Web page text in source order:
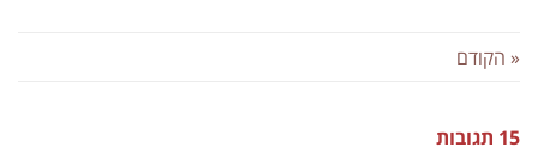
« הקודם
15 תגובות